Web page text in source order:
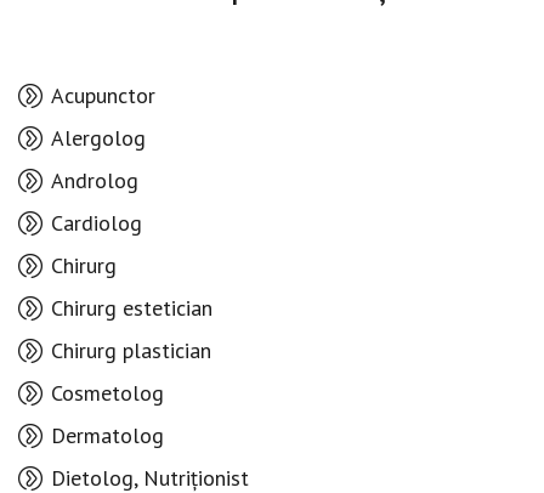
Acupunctor
Alergolog
Androlog
Cardiolog
Chirurg
Chirurg estetician
Chirurg plastician
Cosmetolog
Dermatolog
Dietolog, Nutriționist